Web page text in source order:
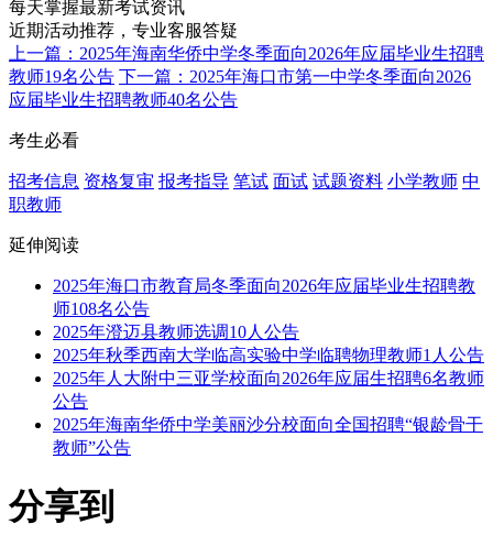
每天掌握最新考试资讯
近期活动推荐，专业客服答疑
上一篇：2025年海南华侨中学冬季面向2026年应届毕业生招聘
教师19名公告 下一篇：2025年海口市第一中学冬季面向2026
应届毕业生招聘教师40名公告
考生必看
招考信息 资格复审 报考指导 笔试 面试 试题资料 小学教师 中
职教师
延伸阅读
2025年海口市教育局冬季面向2026年应届毕业生招聘教
师108名公告
2025年澄迈县教师选调10人公告
2025年秋季西南大学临高实验中学临聘物理教师1人公告
2025年人大附中三亚学校面向2026年应届生招聘6名教师
公告
2025年海南华侨中学美丽沙分校面向全国招聘“银龄骨干
教师”公告
分享到